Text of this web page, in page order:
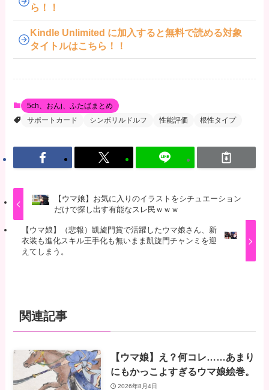
ら！！
Kindle Unlimited に加入すると無料で読める対象
タイトルはこちら！！
5ch、おんj、ふたばまとめ
サポートカード
シンボリルドルフ 性能評価 根性タイプ
【ウマ娘】お気に入りのイラストをシチュエーション
だけで探し出す有能なスレ民ｗｗｗ
【ウマ娘】（悲報）凱旋門賞で活躍したウマ娘さん、新
衣装も進化スキル王手化も無いまま凱旋門チャンミを迎
えてしまう。
関連記事
【ウマ娘】え？何コレ……あまり
にもかっこよすぎるウマ娘絵巻。
2026年8月4日